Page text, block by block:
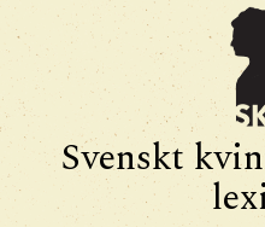
Svenskt